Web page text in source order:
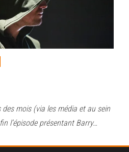
des mois (via les média et au sein
l’épisode présentant Barry…